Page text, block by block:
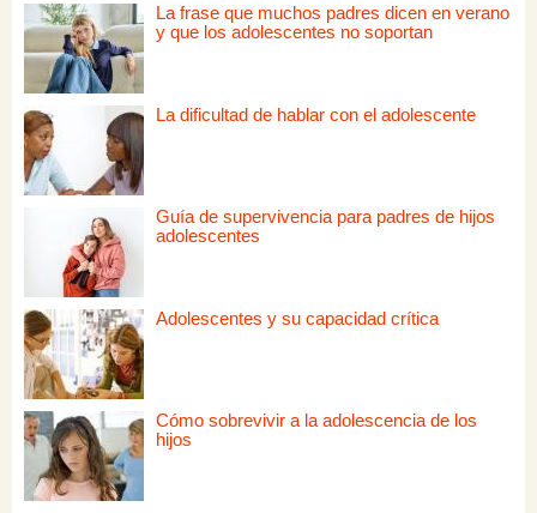
La frase que muchos padres dicen en verano
y que los adolescentes no soportan
La dificultad de hablar con el adolescente
Guía de supervivencia para padres de hijos
adolescentes
Adolescentes y su capacidad crítica
Cómo sobrevivir a la adolescencia de los
hijos